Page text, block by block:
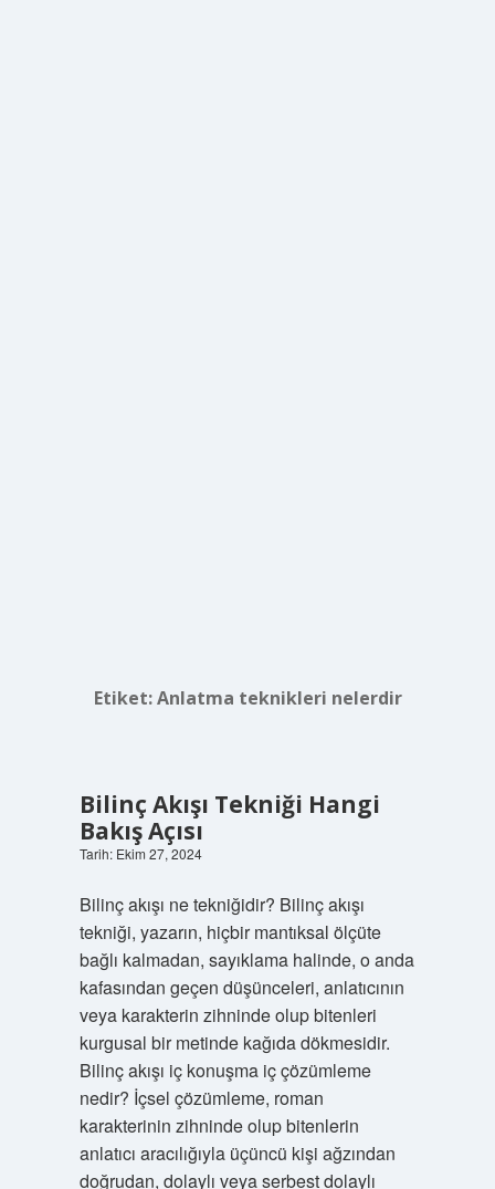
Etiket:Anlatma teknikleri nelerdir
Bilinç Akışı Tekniği Hangi
Bakış Açısı
Tarih: Ekim 27, 2024
Bilinç akışı ne tekniğidir? Bilinç akışı
tekniği, yazarın, hiçbir mantıksal ölçüte
bağlı kalmadan, sayıklama halinde, o anda
kafasından geçen düşünceleri, anlatıcının
veya karakterin zihninde olup bitenleri
kurgusal bir metinde kağıda dökmesidir.
Bilinç akışı iç konuşma iç çözümleme
nedir? İçsel çözümleme, roman
karakterinin zihninde olup bitenlerin
anlatıcı aracılığıyla üçüncü kişi ağzından
doğrudan, dolaylı veya serbest dolaylı